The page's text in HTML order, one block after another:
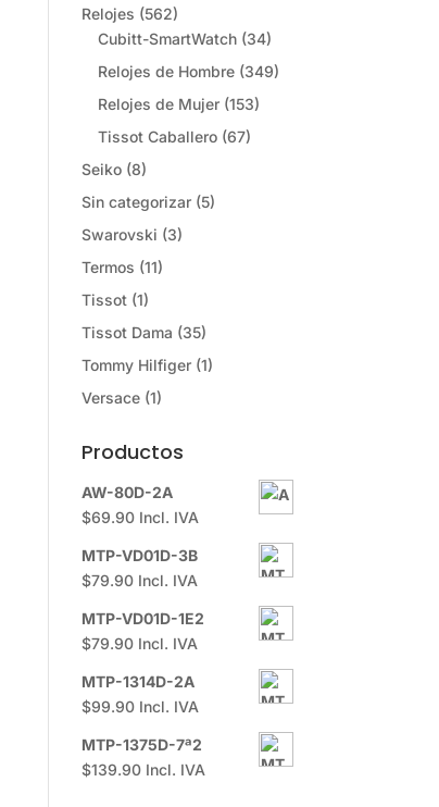
Relojes (562)
Cubitt-SmartWatch (34)
Relojes de Hombre (349)
Relojes de Mujer (153)
Tissot Caballero (67)
Seiko (8)
Sin categorizar (5)
Swarovski (3)
Termos (11)
Tissot (1)
Tissot Dama (35)
Tommy Hilfiger (1)
Versace (1)
Productos
AW-80D-2A
$69.90 Incl. IVA
MTP-VD01D-3B
$79.90 Incl. IVA
MTP-VD01D-1E2
$79.90 Incl. IVA
MTP-1314D-2A
$99.90 Incl. IVA
MTP-1375D-7ª2
$139.90 Incl. IVA